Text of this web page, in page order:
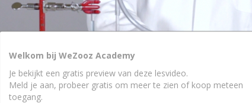
Welkom bij WeZooz Academy
Je bekijkt een gratis preview van deze lesvideo.
Meld je aan, probeer gratis om meer te zien of koop meteen
toegang.